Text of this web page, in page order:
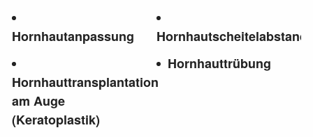
Hornhautanpassung Hornhautscheitelabstand
Hornhauttransplantation
am Auge
(Keratoplastik)
Hornhauttrübung